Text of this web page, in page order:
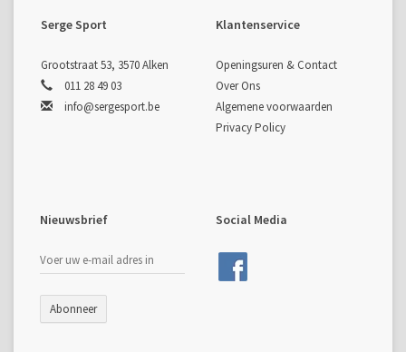
Serge Sport
Grootstraat 53, 3570 Alken
011 28 49 03
info@sergesport.be
Klantenservice
Openingsuren & Contact
Over Ons
Algemene voorwaarden
Privacy Policy
Nieuwsbrief
Abonneer
Social Media